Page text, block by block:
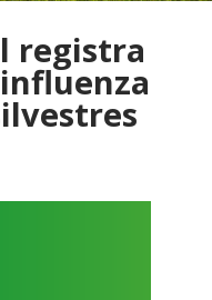
registra